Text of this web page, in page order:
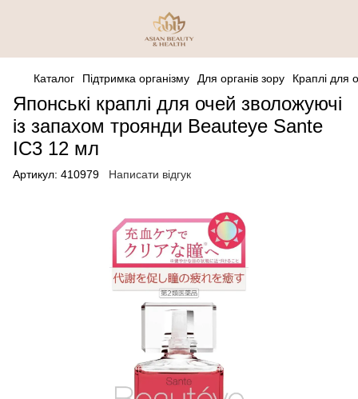
Каталог Підтримка організму Для органів зору Краплі для
Японські краплі для очей зволожуючі
із запахом троянди Beauteye Sante
IC3 12 мл
Артикул: 410979 Написати відгук